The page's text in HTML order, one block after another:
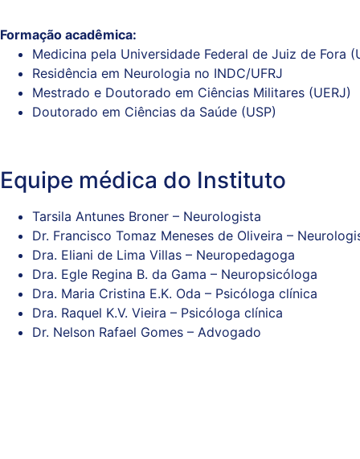
Formação acadêmica:
Medicina pela Universidade Federal de Juiz de Fora
Residência em Neurologia no INDC/UFRJ
Mestrado e Doutorado em Ciências Militares (UERJ)
Doutorado em Ciências da Saúde (USP)
Equipe médica do Instituto
Tarsila Antunes Broner – Neurologista
Dr. Francisco Tomaz Meneses de Oliveira –
Dra. Eliani de Lima Villas – Neuropedagoga
Dra. Egle Regina B. da Gama – Neuropsicóloga
Dra. Maria Cristina E.K. Oda – Psicóloga clínica
Dra. Raquel K.V. Vieira – Psicóloga clínica
Dr. Nelson Rafael Gomes – Advogado